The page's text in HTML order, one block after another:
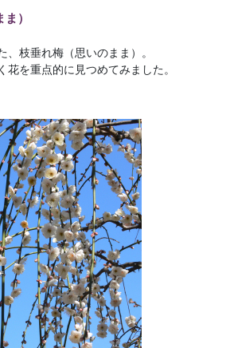
）
枝垂れ梅（思いのまま）。
花を重点的に見つめてみました。